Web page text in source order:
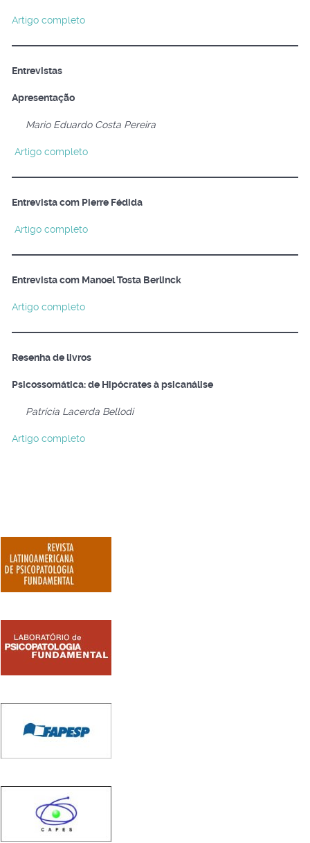
Artigo completo
Entrevistas
Apresentação
Mario Eduardo Costa Pereira
Artigo completo
Entrevista com Pierre Fédida
Artigo completo
Entrevista com Manoel Tosta Berlinck
Artigo completo
Resenha de livros
Psicossomática: de Hipócrates à psicanálise
Patrícia Lacerda Bellodi
Artigo completo